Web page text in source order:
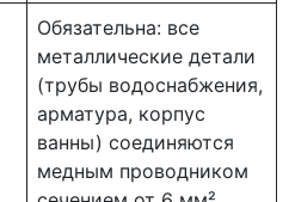
Обязательна: все
металлические детали
(трубы водоснабжения,
арматура, корпус
ванны) соединяются
медным проводником